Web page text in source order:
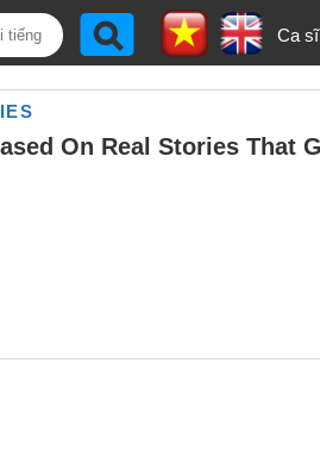
Ca sĩ